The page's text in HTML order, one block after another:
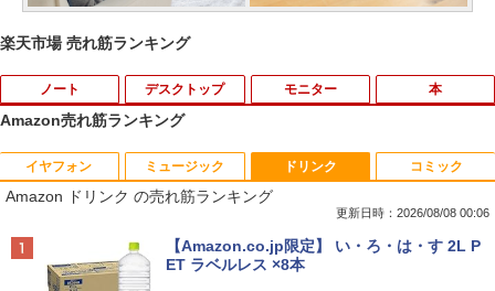
楽天市場 売れ筋ランキング
ノート
1
【中古】【安心保証】 Windows ノート
PC 2018年 NEC
￥15,488
デスクトップ モニター
1
PHILIPS 241V8 LED液晶モニター 23.8
インチワイド ブラック 1920×1080 （フ
ルHD）16:9 IPSパネル 非光沢 ノングレ
ア 液晶ディスプレイ HDMI VGA VESA準
拠 PS4 switch 対応 スイッチ 【中古】
本
1
ROCKIN'ON JAPAN (ロッキング・オ
ン・ジャパン) 2026年 10月号
￥1,080
Amazon売れ筋ランキング
イヤフォン
Anker Soundcore P40i オフホワイト
ミュージック
BRUCE WAYNE feat. Flo Milli, ATL Jacob
[Explicit]
ドリンク
Amazon ドリンク の売れ筋ランキング
更新日時：2026/08/08 00:06
【Amazon.co.jp限定】 い・ろ・は・す 2L P
ET ラベルレス ×8本
コミック